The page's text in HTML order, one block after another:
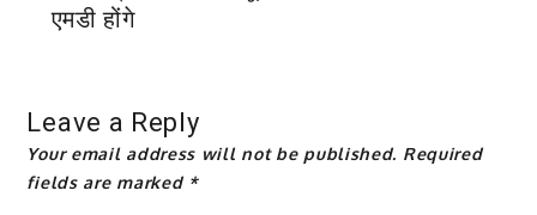
एमडी होंगे
Leave a Reply
Your email address will not be published. Required
fields are marked *